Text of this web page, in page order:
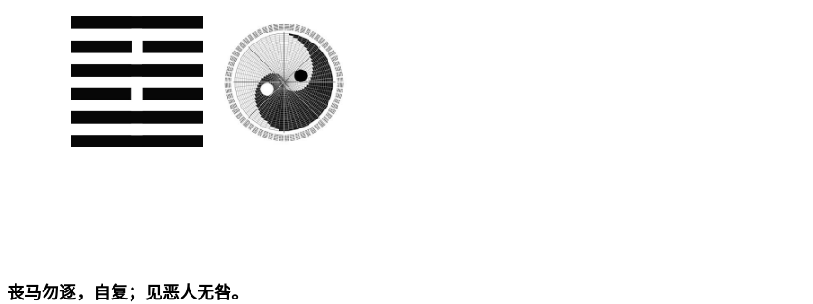
马勿逐，自复；见恶人无咎。